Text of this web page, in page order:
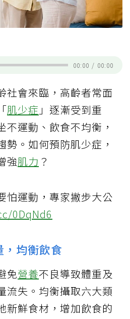
00:00 / 00:00
社會來臨，高齡者常面
肌少症 」逐漸受到重
不運動、飲食不均衡，
勢。如何預防肌少症，
強肌力 ？
怕運動，專家撇步大公
0DqNd6
均衡飲食
免營養不良導致體重及
流失。均衡攝取六大類
新鮮食材，增加飲食的